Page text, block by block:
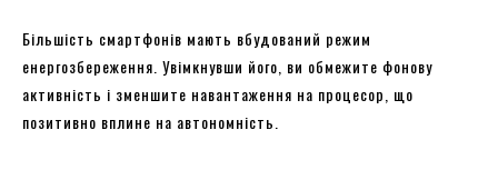
Більшість смартфонів мають вбудований режим
енергозбереження. Увімкнувши його, ви обмежите фонову
активність і зменшите навантаження на процесор, що
позитивно вплине на автономність.